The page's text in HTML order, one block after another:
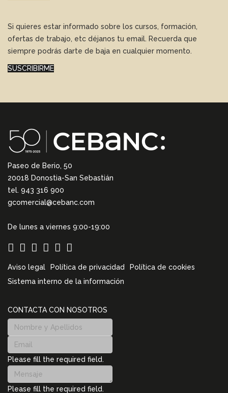
Si quieres estar informado sobre los cursos, formación,
ofertas de trabajo, etc déjanos tu email. Recuerda que
siempre podrás darte de baja en cualquier momento.
SUSCRIBIRME
Paseo de Berio, 50
20018 Donostia-San Sebastián
tel. 943 316 900
gcomercial@cebanc.com
De lunes a viernes 9:00-19:00
Aviso legal Política de privacidad
Política de cookies
Sistema interno de la información
CONTACTA CON NOSOTROS
Please fill the required field.
Please fill the required field.